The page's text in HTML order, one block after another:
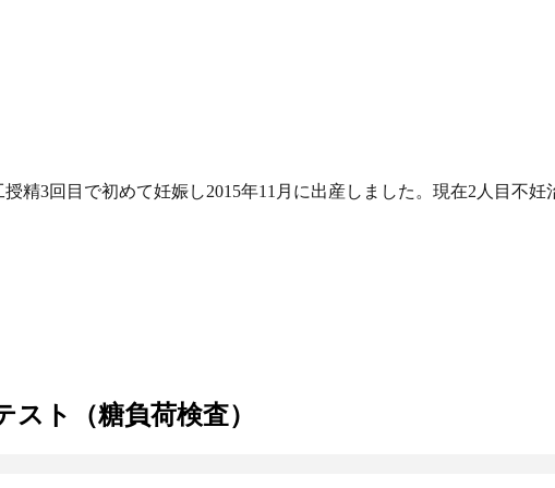
精3回目で初めて妊娠し2015年11月に出産しました。現在2人目不妊
ト（糖負荷検査）